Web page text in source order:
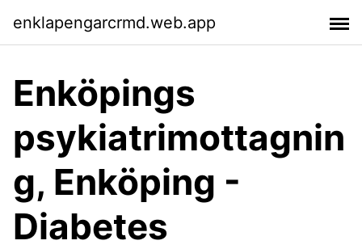
enklapengarcrmd.web.app
Enköpings
psykiatrimottagnin
g, Enköping -
Diabetes